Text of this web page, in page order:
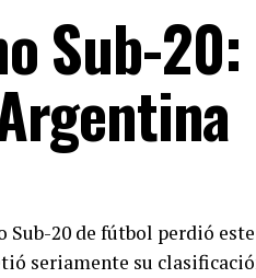
Sub-
Sub-20 de fútbol perdió
seriamente su